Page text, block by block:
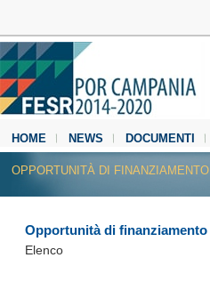
HOME NEWS DOCUMENTI
MEDIA CENTER
OPPORTUNITÀ DI FINANZIAMENTO
Opportunità di finanziamento
Elenco